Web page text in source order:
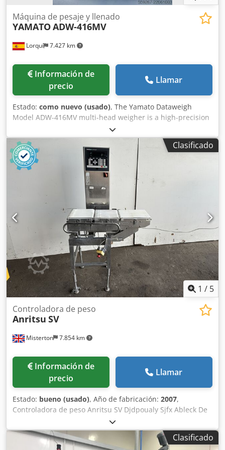
Lorquí 7.427 km
Máquina de pesaje y llenado
YAMATOADW-416MV
Información de
precio
Llamar
Estado: como nuevo (usado), The Yamato Dataweigh
Model ADW-416MV multi-head weigher is a high-precision
combined weigher designed for the fast and accurate
weighing of bulk products. Technical Specifications: -
Number of heads: 16 weighing heads utilising high-
performance strain gauge load cell technology. Weighing
head constructed from non-stick steel. - Dosing range:
between 8 g and 1,000 g (for single doses), making it ideal
for small and medium-sized products. - Speed: Can reach
up to 190 weighings per minute (depending on the
product and configuration). - Weigher diameter: 1.20 m
Dedpfezbi Tnex Abljck - Product versatility: Suitable for a
wide range of applications, from snacks and confectionery
to frozen foods, cereals, pasta and fresh produce. Includes
2 vibrators: - Vibrator 1: 1.70 m x 0.37 m x 0.70 m. Effective
width: 30 cm. - Vibrator 2: 2.05 m x 0.37 m x 0.50 m.
Effective width: 30 cm.
Clasificado
1 / 5
Misterton 7.854 km
Controladora de peso
Anritsu SV
Información de
precio
Llamar
Estado: bueno (usado), Año de fabricación: 2007,
Controladora de peso Anritsu SV Djdpoualy Sjfx Ableck De
serie: 4600060685 2007, controladora de peso inoxidable,
dimensiones de la cinta 900mm x 250mm, plataforma de
control 220mm x 250mm, de 12g - 3000g, 1Ph
Clasificado